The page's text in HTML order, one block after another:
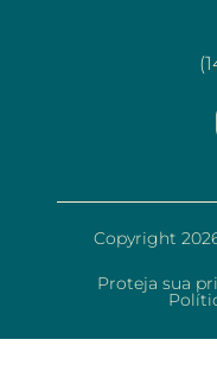
Copyright
Proteja sua